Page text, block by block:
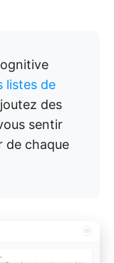
listes de
des
sentir
de chaque